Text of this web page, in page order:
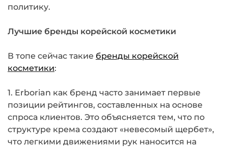
политику.
Лучшие бренды корейской косметики
В топе сейчас такие бренды корейской
косметики:
1. Erborian как бренд часто занимает первые
позиции рейтингов, составленных на основе
спроса клиентов. Это объясняется тем, что по
структуре крема создают «невесомый щербет»,
что легкими движениями рук наносится на